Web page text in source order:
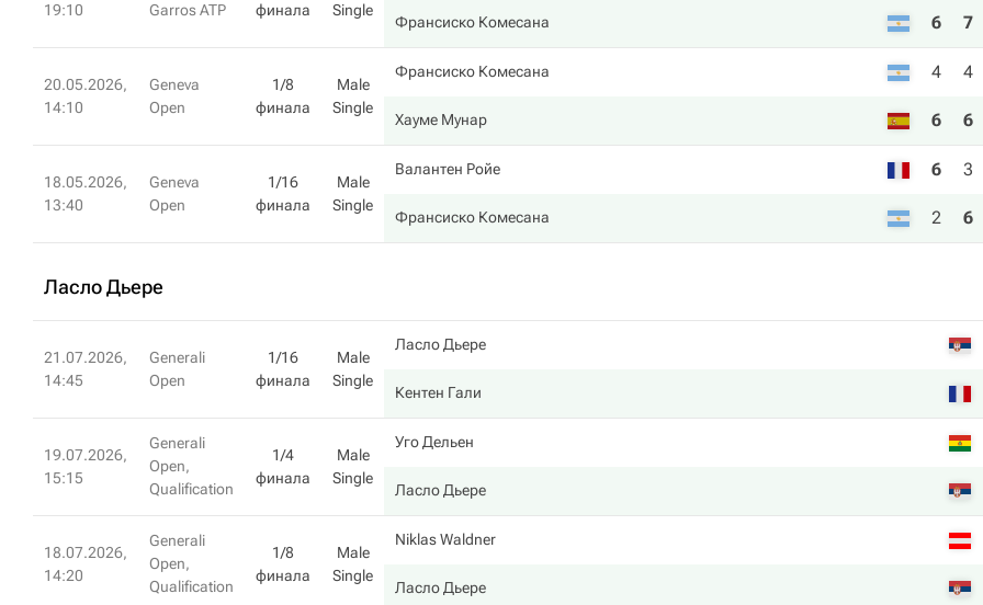
19:10
Garros ATP
финала
Single
Франсиско Комесана 6 7
20.05.2026,
14:10
Geneva
Open
1/8
финала
Male
Single
Франсиско Комесана 4 4
Хауме Мунар 6 6
18.05.2026,
13:40
Geneva
Open
1/16
финала
Male
Single
Валантен Ройе 6 3
Франсиско Комесана 2 6
Ласло Дьере
21.07.2026,
14:45
Generali
Open
1/16
финала
Male
Single
Ласло Дьере
Кентен Гали
19.07.2026,
15:15
Generali
Open,
Qualification
1/4
финала
Male
Single
Уго Дельен
Ласло Дьере
18.07.2026,
14:20
Generali
Open,
Qualification
1/8
финала
Male
Single
Niklas Waldner
Ласло Дьере